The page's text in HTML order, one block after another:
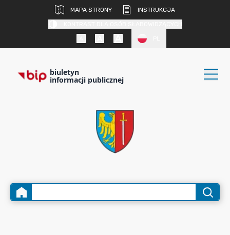
MAPA STRONY
INSTRUKCJA
biuletyn
informacji publicznej